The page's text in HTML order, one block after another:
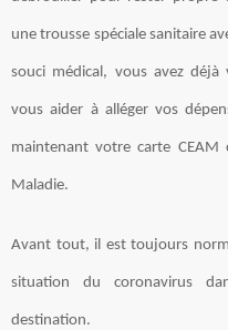
une trousse spéciale sanitaire
souci médical, vous avez
vous aider à alléger vos
maintenant votre carte CEAM
Maladie.
Avant tout, il est toujours
situation du coronavirus
destination.